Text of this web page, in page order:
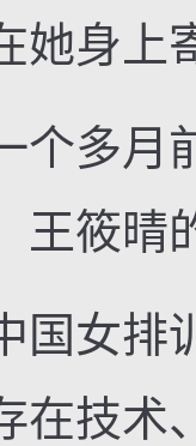
她身上
多月
王筱晴
女排
在技术